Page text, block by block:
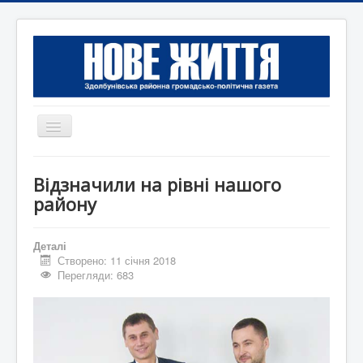
Перемикач
Редакція
Коротко
Оголошення
Відзначили на рівні нашого
району
Деталі
Створено: 11 січня 2018
Перегляди: 683